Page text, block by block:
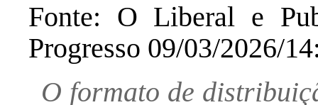
Fonte: O Liberal e
Progresso 09/03/2026/
O formato de